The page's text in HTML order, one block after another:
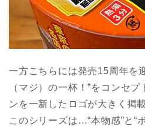
一方こちらには発売15周年を
（マジ）の一杯！”をコンセ
ンを一新したロゴが大きく掲
このシリーズは…“本物感”と“